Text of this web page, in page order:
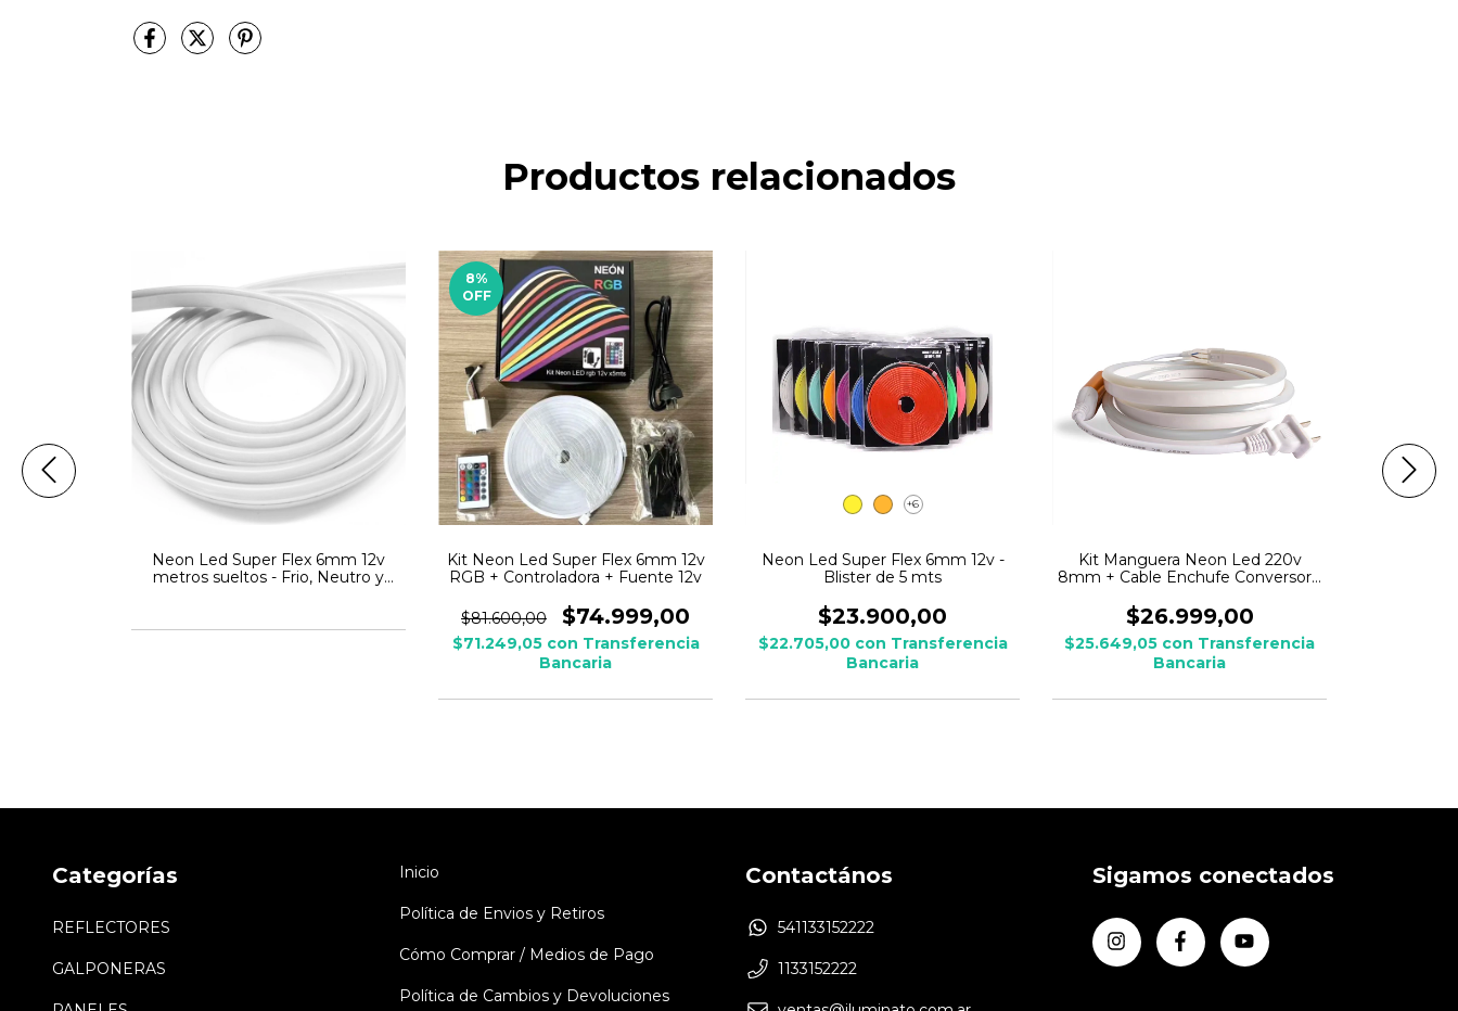
Productos relacionados
Neon Led Super Flex 6mm 12v
metros sueltos - Frio, Neutro y
8%
OFF
Kit Neon Led Super Flex 6mm 12v
RGB + Controladora + Fuente 12v
$81.600,00 $74.999,00
$71.249,05 con Transferencia
Bancaria
+6
Neon Led Super Flex 6mm 12v -
Blister de 5 mts
$23.900,00
$22.705,00 con Transferencia
Bancaria
Kit Manguera Neon Led 220v
8mm + Cable Enchufe Conversor -
$26.999,00
$25.649,05 con Transferencia
Bancaria
Categorías
REFLECTORES
GALPONERAS
Inicio
Política de Envios y Retiros
Cómo Comprar / Medios de Pago
Política de Cambios y Devoluciones
Contactános
541133152222
1133152222
Sigamos conectados